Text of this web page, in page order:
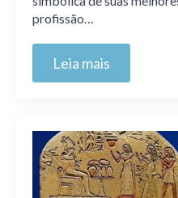
profissão…
Leia mais